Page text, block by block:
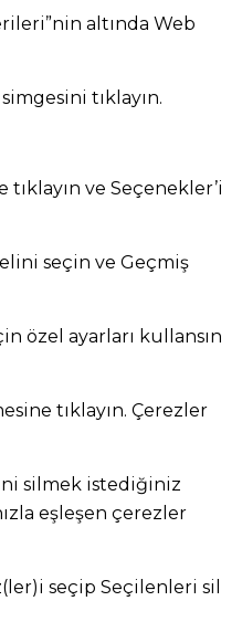
altında Web
tıklayın.
ve Seçenekler’i
seçin ve Geçmiş
özel ayarları kullansın
tıklayın. Çerezler
silmek istediğiniz
eşleşen çerezler
seçip Seçilenleri sil